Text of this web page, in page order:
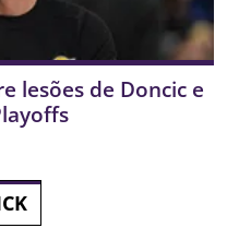
lesões de Doncic e